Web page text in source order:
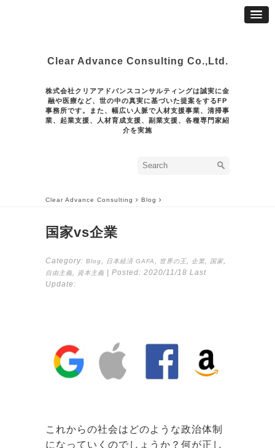
Clear Advance Consulting Co.,Ltd.
株式会社クリアアドバンスコンサルティングは誠実に金
融や医療など、世の中の真実に基づいた提案をするFP
事務所です。また、幅広い人脈で人材支援事業、清掃事
業、起業支援、人材育成支援、副業支援、各種専門家紹
介を実施
Clear Advance Consulting Blog
国家vs企業
Category: Blog 日本経済 GAFA 世界の王 企業 国家
自由主義 資本主義 | Posted: 2020/11/18 Last
Update:
これからの社会はどのような政治体制
になっていくのでしょうか？何が正し